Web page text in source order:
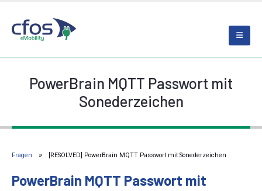
PowerBrain MQTT Passwort mit
Sonederzeichen
Fragen [RESOLVED] PowerBrain MQTT Passwort mit Sonederzeichen
PowerBrain MQTT Passwort mit